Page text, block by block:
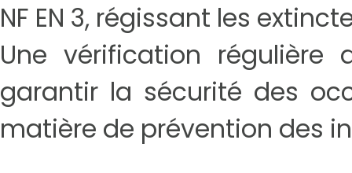
NF EN 3, régissant les
Une vérification régulière
garantir la sécurité des
matière de prévention des